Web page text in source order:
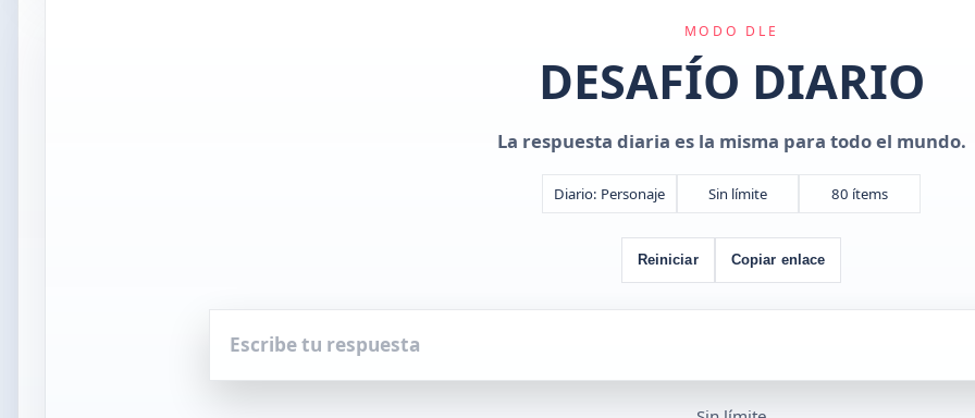
MODO DLE
DESAFÍO DIARIO
La respuesta diaria es la misma para todo el mundo.
Diario: Personaje Sin límite 80 ítems
Reiniciar Copiar enlace